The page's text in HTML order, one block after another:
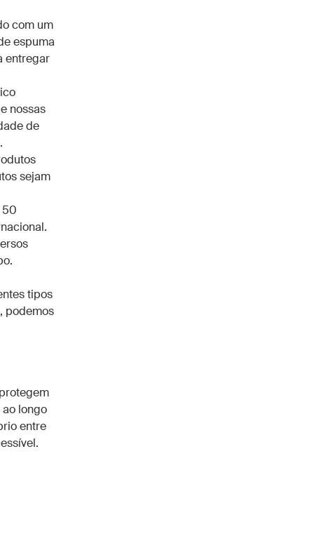
com um
espuma
entregar
nossas
de
sejam
50
tipos
podemos
longo
entre